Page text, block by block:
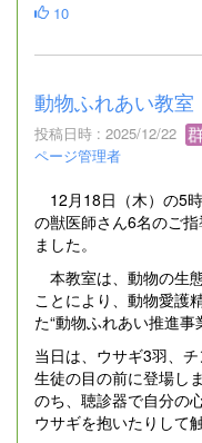
10
動物ふれあい教室
投稿日時 : 2025/12/22
ページ管理者
12月18日（木）の5
の獣医師さん6名のご
ました。
本教室は、動物の生
ことにより、動物愛護
た“動物ふれあい推進事
当日は、ウサギ3羽、
生徒の目の前に登場し
のち、聴診器で自分の
ウサギを抱いたりして